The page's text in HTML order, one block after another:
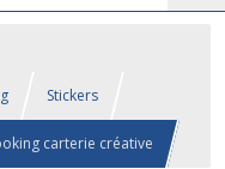
Stickers
carterie créative